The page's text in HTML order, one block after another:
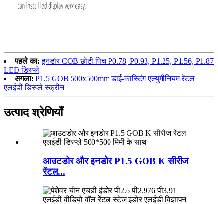
पहले का: इनडोर COB छोटी पिच P0.78, P0.93, P1.25, P1.56, P1.87
LED डिस्प्ले
अगला: P1.5 GOB 500x500mm डाई-कास्टिंग एल्युमीनियम रेंटल
एलईडी डिस्प्ले स्क्रीन
उत्पाद श्रेणियाँ
आउटडोर और इनडोर P1.5 GOB K सीरीज
रेंटल...